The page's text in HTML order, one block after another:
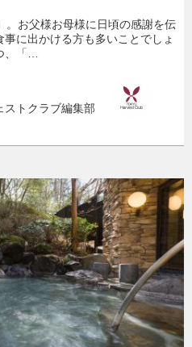
。お父様お母様に日頃の感謝を伝
に出かける方も多いことでしょ
、「…
ストクラブ編集部